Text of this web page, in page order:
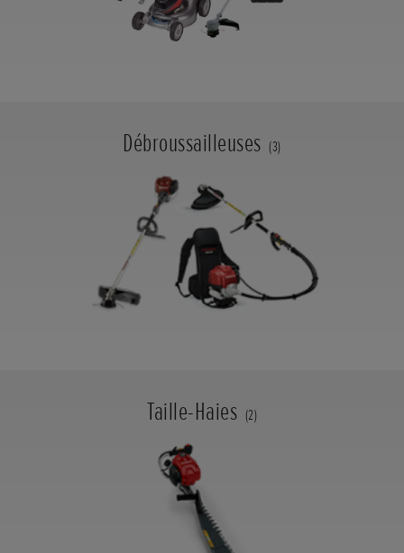
Débroussailleuses (3)
Taille-Haies (2)